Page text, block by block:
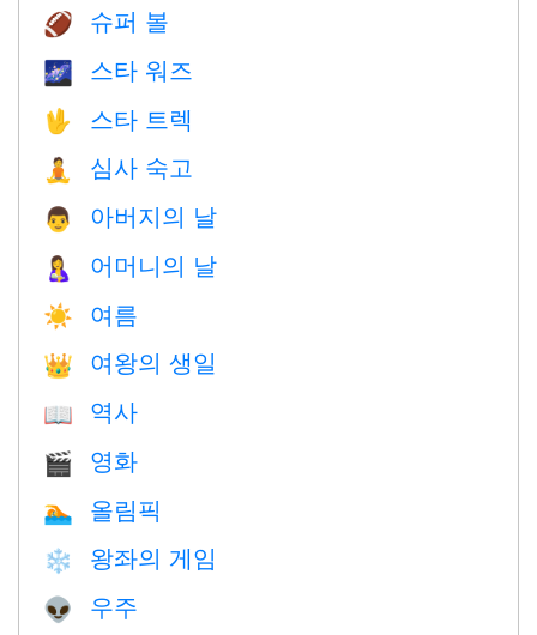
🏈 슈퍼 볼
🌌 스타 워즈
🖖 스타 트렉
🧘 심사 숙고
👨 아버지의 날
🤱 어머니의 날
☀️ 여름
👑 여왕의 생일
📖 역사
🎬 영화
🏊 올림픽
❄️ 왕좌의 게임
👽 우주